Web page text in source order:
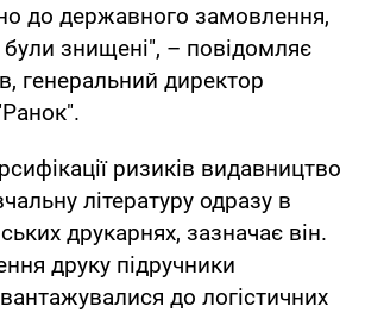
до державного замовлення,
знищені", – повідомляє
генеральний директор
ризиків видавництво
літературу одразу в
друкарнях, зазначає він.
друку підручники
до логістичних